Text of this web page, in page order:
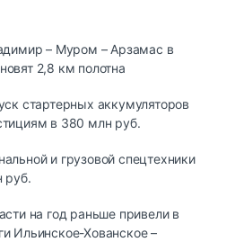
– Муром – Арзамас в
2,8 км полотна
стартерных аккумуляторов
в 380 млн руб.
и грузовой спецтехники
руб.
на год раньше привели в
Ильинское-Хованское –